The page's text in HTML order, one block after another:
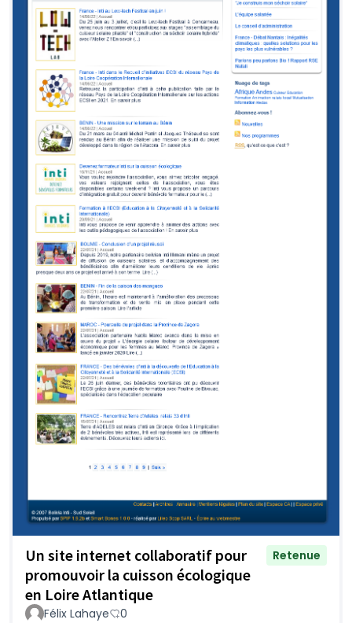
Un site internet collaboratif pour
promouvoir la cuisson écologique
en Loire Atlantique
Retenue
Félix Lahaye 0